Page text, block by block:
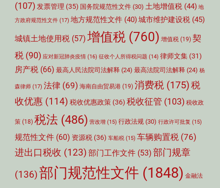
(107) 发票管理 (35) 国务院规范性文件 (30) 土地增值税 (44) 地
方政府规范性文件 (17) 地方规范性文件 (40)城市维护建设税 (45)
城镇土地使用税 (57) 增值税 (760) 增值税 (19) 契
税 (90) 应对新冠肺炎疫情 (16) 征收个人所得税问题 (14) 律师文集 (31)
房产税 (66) 最高人民法院司法解释 (24) 最高法院司法解释 (24) 杨
森律师 (17) 法律 (69) 海南自由贸易港 (19) 消费税 (175)税
收优惠 (114) 税收优惠政策 (36) 税收征管 (103) 税收政
策 (18) 税法 (486) 营改增 (15) 行政法规 (30) 行政许可批复 (15)
规范性文件 (60) 资源税 (36) 车船税 (15) 车辆购置税 (76)
进出口税收 (123) 部门工作文件 (53) 部门规章
(136)部门规范性文件 (1848) 金融法